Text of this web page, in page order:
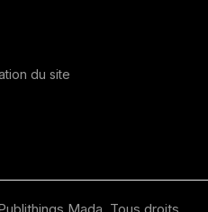
du site